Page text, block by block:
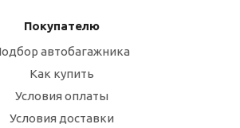
Покупателю
автобагажника
Как купить
Условия оплаты
Условия доставки